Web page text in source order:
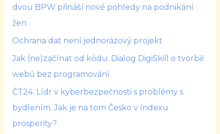
dvou BPW přináší nové pohledy na podnikání
žen
Ochrana dat není jednorázový projekt
Jak (ne)začínat od kódu: Dialog DigiSkill o tvorbě
webů bez programování
ČT24: Lídr v kyberbezpečnosti s problémy s
bydlením. Jak je na tom Česko v Indexu
prosperity?